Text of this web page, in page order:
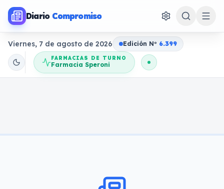
Diario Compromiso
Viernes, 7 de agosto de 2026 Edición No 6.399
FARMACIAS DE TURNO
Farmacia Speroni